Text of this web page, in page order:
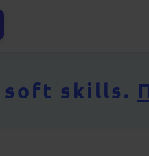
soft skills.